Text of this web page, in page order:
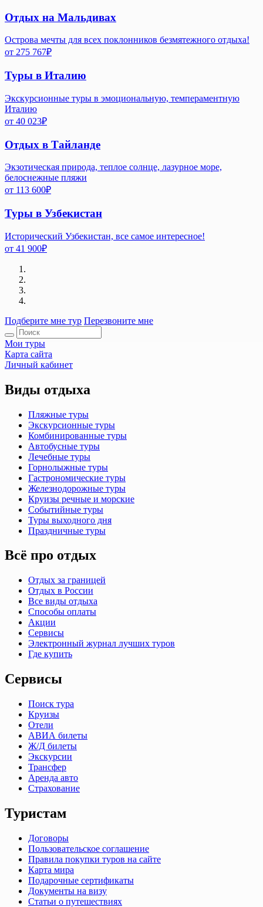
Отдых на Мальдивах
Острова мечты для всех поклонников безмятежного отдыха!
от 275 767₽
Туры в Италию
Экскурсионные туры в эмоциональную, темпераментную
Италию
от 40 023₽
Отдых в Тайланде
Экзотическая природа, теплое солнце, лазурное море,
белоснежные пляжи
от 113 600₽
Туры в Узбекистан
Исторический Узбекистан, все самое интересное!
от 41 900₽
Подберите мне тур Перезвоните мне
Мои туры
Карта сайта
Личный кабинет
Виды отдыха
Пляжные туры
Экскурсионные туры
Комбинированные туры
Автобусные туры
Лечебные туры
Горнолыжные туры
Гастрономические туры
Железнодорожные туры
Круизы речные и морские
Событийные туры
Туры выходного дня
Праздничные туры
Всё про отдых
Отдых за границей
Отдых в России
Все виды отдыха
Способы оплаты
Акции
Сервисы
Электронный журнал лучших туров
Где купить
Сервисы
Поиск тура
Круизы
Отели
АВИА билеты
Ж/Д билеты
Экскурсии
Трансфер
Аренда авто
Страхование
Туристам
Договоры
Пользовательское соглашение
Правила покупки туров на сайте
Карта мира
Подарочные сертификаты
Документы на визу
Статьи о путешествиях